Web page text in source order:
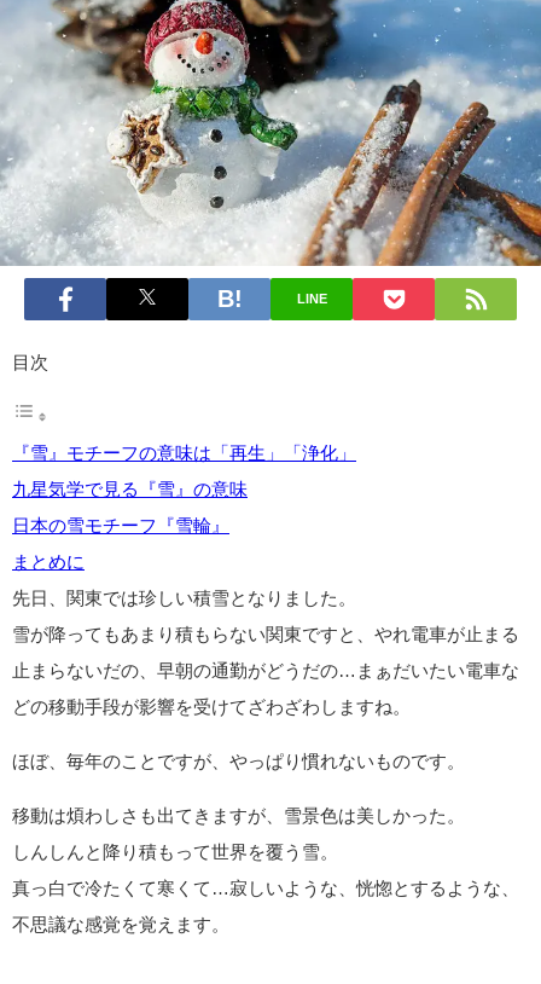
LINE
目次
『雪』モチーフの意味は「再生」「浄化」
九星気学で見る『雪』の意味
日本の雪モチーフ『雪輪』
まとめに
先日、関東では珍しい積雪となりました。
雪が降ってもあまり積もらない関東ですと、やれ電車が止まる
止まらないだの、早朝の通勤がどうだの…まぁだいたい電車な
どの移動手段が影響を受けてざわざわしますね。
ほぼ、毎年のことですが、やっぱり慣れないものです。
移動は煩わしさも出てきますが、雪景色は美しかった。
しんしんと降り積もって世界を覆う雪。
真っ白で冷たくて寒くて…寂しいような、恍惚とするような、
不思議な感覚を覚えます。